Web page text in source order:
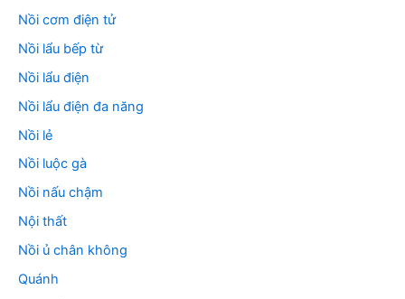
Nồi cơm điện tử
Nồi lẩu bếp từ
Nồi lẩu điện
Nồi lẩu điện đa năng
Nồi lẻ
Nồi luộc gà
Nồi nấu chậm
Nội thất
Nồi ủ chân không
Quánh